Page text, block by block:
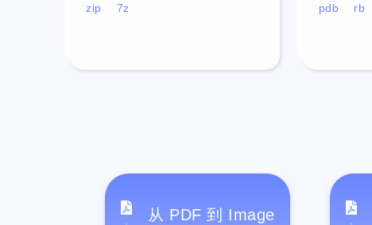
pdb
rb
zip
7z
从 PDF 到 Image